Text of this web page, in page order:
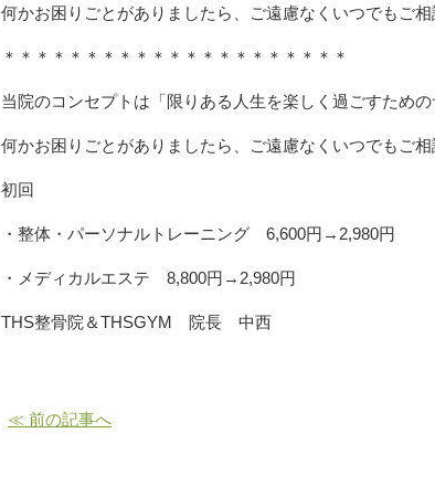
何かお困りごとがありましたら、ご遠慮なくいつでもご相
＊＊＊＊＊＊＊＊＊＊＊＊＊＊＊＊＊＊＊＊＊
当院のコンセプトは「限りある人生を楽しく過ごすための
何かお困りごとがありましたら、ご遠慮なくいつでもご相
初回
・整体・パーソナルトレーニング 6,600円→2,980円
・メディカルエステ 8,800円→2,980円
THS整骨院＆THSGYM 院長 中西
≪ 前の記事へ